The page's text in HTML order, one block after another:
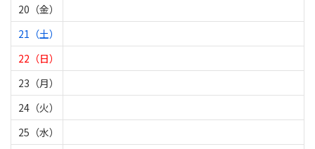
20（金）
21（土）
22（日）
23（月）
24（火）
25（水）